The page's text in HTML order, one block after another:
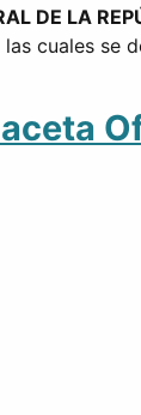
DE LA
las cuales se